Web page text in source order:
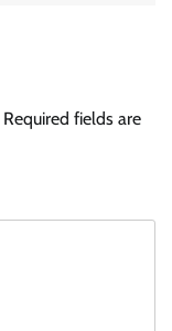
Required fields are